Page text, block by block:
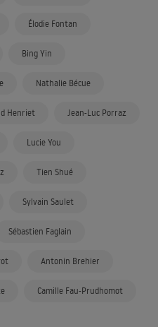
Élodie Fontan
Bing Yin
Nathalie Bécue
Henriet Jean-Luc Porraz
Lucie You
Tien Shué
Sylvain Saulet
Sébastien Faglain
Antonin Brehier
Camille Fau-Prudhomot